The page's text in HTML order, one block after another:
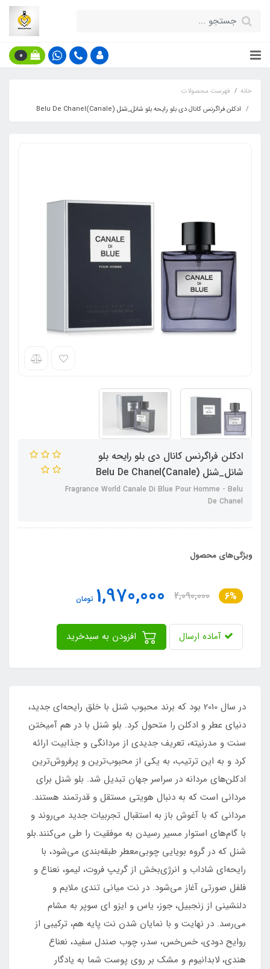
0
خانه
فهرست محصولات
ادکلن فراگرنس کانال دی بلو رایحه بلو شانل_شنل (Canale)Belu De Chanel
ادکلن فراگرنس کانال دی بلو رایحه بلو
شانل_شنل (Canale)Belu De Chanel
Fragrance World Canale Di Blue Pour Homme - Belu
De Chanel
ویژگی‌های محصول
6%
2,090,000
1,970,000 تومان
آماده ارسال
در سال 2010 بود که برند محبوب شنل با خلق رایحه‌ای جدید،
دنیای عطر و ادکلن را متحول کرد. بلو شنل با در هم آمیختن
سنت و مدرنیته، تعریف جدیدی از مردانگی و جذابیت ارائه
کرد و به این ترتیب، به یکی از محبوب‌ترین و پرفروش‌ترین
ادکلن‌های مردانه در سراسر جهان تبدیل شد. بلو شنل برای
مردانی است که به دنبال هویتی مستقل و قدرتمند هستند.
مردانی که با آغوش باز به استقبال تجربیات جدید می‌روند و
با گام‌های استوار مسیر رسیدن به موفقیت را طی می‌کنند.بلو
شنل که در گروه بویایی چوبی‌معطر طبقه‌بندی می‌شود، با
رایحه‌ای شاداب و انرژی‌بخش از گریپ فروت، لیمو، نعناع و
فلفل صورتی آغاز می‌شود. در نت میانی تندی ملایم و
دلنشینی از زنجبیل، جوز، یاس و ایزو ای سوپر به مشام
می‌رسد. در نهایت و با نمایان شدن نت پایه هم، ترکیبی از
روایح دودی، خس‌خس، سدر، چوب صندل سفید، نعناع
هندی، لابدانیوم و مشک بر روی پوست شما به یادگار